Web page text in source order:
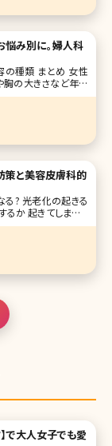
悩み別に。婦人科
胸の大きさなど年齢
ゃいます。若い方は
したいなどで、年齢
トサイズの低
策と美容皮膚科的
か 起きてしまった
はしわやたるみも引
で大人女子でも愛